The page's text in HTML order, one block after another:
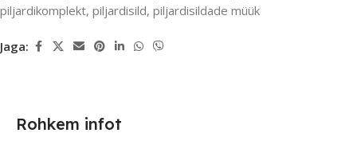
piljardikomplekt, piljardisild, piljardisildade müük
Jaga:
Rohkem infot